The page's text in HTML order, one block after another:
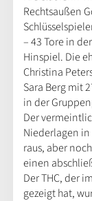
Rechtsaußen
– 43 Tore in
Hinspiel. Die
Christina
Sara Berg mit
in der
Der
Niederlagen
raus, aber
einen
Der THC, der
gezeigt hat,